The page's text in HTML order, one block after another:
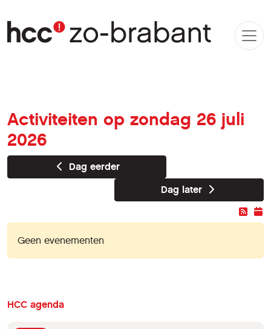
Activiteiten op zondag 26 juli
2026
Dag eerder
Dag later
Geen evenementen
HCC agenda